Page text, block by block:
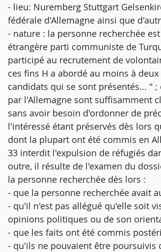
- lieu: Nuremberg Stuttgart
fédérale d'Allemagne ainsi que
- nature : la personne recherchée
étrangère parti communiste de
participé au recrutement de
ces fins H a abordé au moins à
candidats qui se sont présentés... "
par l'Allemagne sont suffisamment
sans avoir besoin d'ordonner de
l'intéressé étant préservés dès lors
dont la plupart ont été commis en
33 interdit l'expulsion de réfugiés
outre, il résulte de l'examen du
la personne recherchée dès lors :
- que la personne recherchée avait
- qu'il n'est pas allégué qu'elle soit
opinions politiques ou de son
- que les faits ont été commis
- qu'ils ne pouvaient être poursuivis